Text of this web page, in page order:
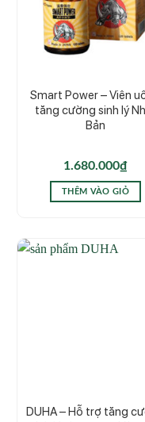
Smart Power – Viên
tăng cường sinh lý
Bản
1.680.000₫
THÊM VÀO GIỎ
DUHA – Hỗ trợ tăng